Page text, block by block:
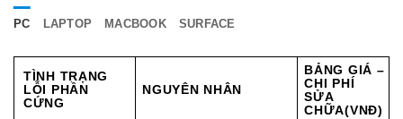
PC LAPTOP MACBOOK SURFACE
TÌNH TRẠNG
LỖI PHẦN
CỨNG
NGUYÊN NHÂN
BẢNG GIÁ –
CHI PHÍ
SỬA
CHỮA(VNĐ)